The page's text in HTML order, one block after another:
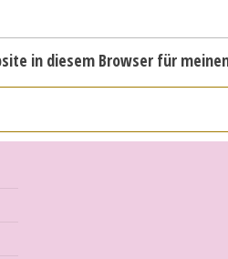
in diesem Browser für